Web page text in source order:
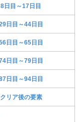
8日目～17日目
日目～44日目
日目～65日目
日目～79日目
日目～94日目
クリア後の要素